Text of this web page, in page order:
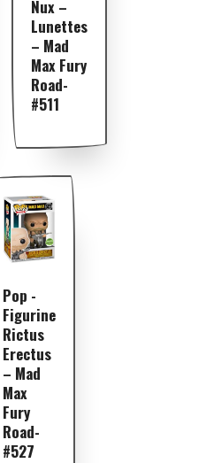
Nux –
Lunettes
– Mad
Max Fury
Road-
#511
Pop -
Figurine
Rictus
Erectus
– Mad
Max
Fury
Road-
#527